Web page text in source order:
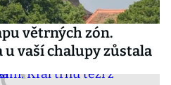
větrných zón.
u vaší chalupy zůstala